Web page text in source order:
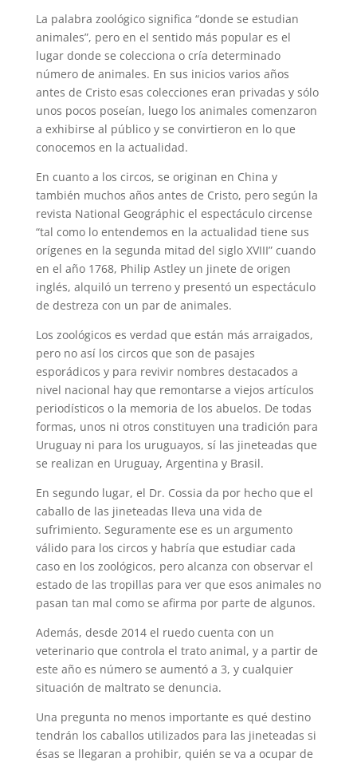
La palabra zoológico significa “donde se estudian
animales”, pero en el sentido más popular es el
lugar donde se colecciona o cría determinado
número de animales. En sus inicios varios años
antes de Cristo esas colecciones eran privadas y sólo
unos pocos poseían, luego los animales comenzaron
a exhibirse al público y se convirtieron en lo que
conocemos en la actualidad.
En cuanto a los circos, se originan en China y
también muchos años antes de Cristo, pero según la
revista National Geográphic el espectáculo circense
“tal como lo entendemos en la actualidad tiene sus
orígenes en la segunda mitad del siglo XVIII” cuando
en el año 1768, Philip Astley un jinete de origen
inglés, alquiló un terreno y presentó un espectáculo
de destreza con un par de animales.
Los zoológicos es verdad que están más arraigados,
pero no así los circos que son de pasajes
esporádicos y para revivir nombres destacados a
nivel nacional hay que remontarse a viejos artículos
periodísticos o la memoria de los abuelos. De todas
formas, unos ni otros constituyen una tradición para
Uruguay ni para los uruguayos, sí las jineteadas que
se realizan en Uruguay, Argentina y Brasil.
En segundo lugar, el Dr. Cossia da por hecho que el
caballo de las jineteadas lleva una vida de
sufrimiento. Seguramente ese es un argumento
válido para los circos y habría que estudiar cada
caso en los zoológicos, pero alcanza con observar el
estado de las tropillas para ver que esos animales no
pasan tan mal como se afirma por parte de algunos.
Además, desde 2014 el ruedo cuenta con un
veterinario que controla el trato animal, y a partir de
este año es número se aumentó a 3, y cualquier
situación de maltrato se denuncia.
Una pregunta no menos importante es qué destino
tendrán los caballos utilizados para las jineteadas si
ésas se llegaran a prohibir, quién se va a ocupar de